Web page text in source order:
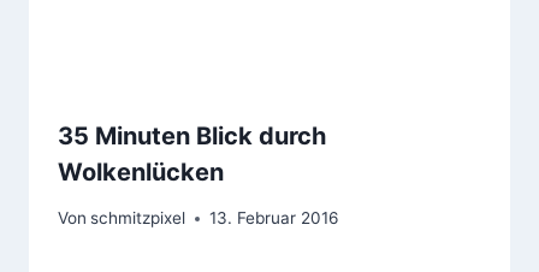
35 Minuten Blick durch
Wolkenlücken
Von schmitzpixel 13. Februar 2016